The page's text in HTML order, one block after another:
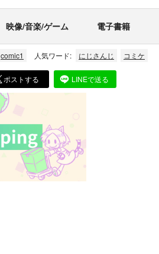
映像/音楽/ゲーム 電子書籍
comic1 人気ワード: にじさんじ コミケ
ポストする LINEで送る